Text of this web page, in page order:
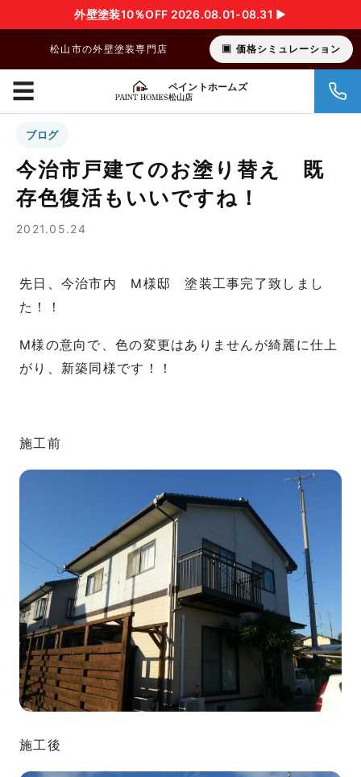
外壁塗装10％OFF 2026.08.01-08.31 ▶︎
松山市の外壁塗装専門店 価格シミュレーション
ペイントホームズ
松山店
☰
ブログ
今治市戸建てのお塗り替え 既
存色復活もいいですね！
2021.05.24
先日、今治市内 M様邸 塗装工事完了致しまし
た！！
M様の意向で、色の変更はありませんが綺麗に仕上
がり、新築同様です！！
施工前
施工後